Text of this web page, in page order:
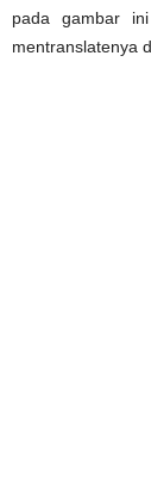
pada gambar
mentranslatenya